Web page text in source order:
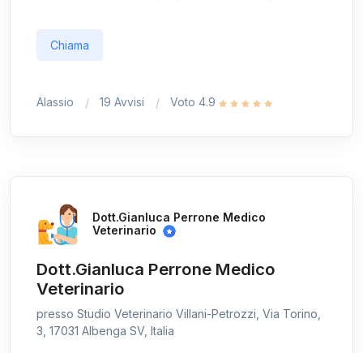
Chiama
Alassio 19 Avvisi Voto 4.9
Dott.Gianluca Perrone Medico
Veterinario
Dott.Gianluca Perrone Medico
Veterinario
presso Studio Veterinario Villani-Petrozzi, Via Torino,
3, 17031 Albenga SV, Italia